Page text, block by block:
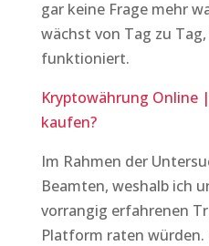
gar keine Frage mehr
wächst von Tag zu
funktioniert.
Kryptowährung Online
kaufen?
Im Rahmen der
Beamten, weshalb ich
vorrangig erfahrenen
Platform raten